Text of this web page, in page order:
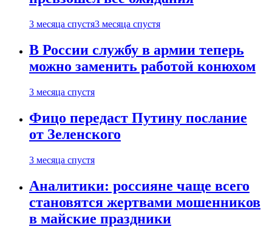
3 месяца спустя3 месяца спустя
В России службу в армии теперь
можно заменить работой конюхом
3 месяца спустя
Фицо передаст Путину послание
от Зеленского
3 месяца спустя
Аналитики: россияне чаще всего
становятся жертвами мошенников
в майские праздники